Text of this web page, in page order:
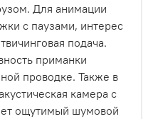
Для анимации
с паузами, интерес
подача.
приманки
проводке. Также в
камера с
ощутимый шумовой